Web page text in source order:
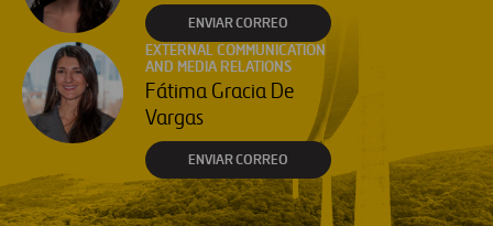
ENVIAR CORREO
EXTERNAL COMMUNICATION
AND MEDIA RELATIONS
Fátima Gracia De
Vargas
ENVIAR CORREO